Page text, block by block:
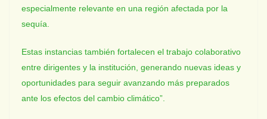
especialmente relevante en una región afectada por la
sequía.
Estas instancias también fortalecen el trabajo colaborativo
entre dirigentes y la institución, generando nuevas ideas y
oportunidades para seguir avanzando más preparados
ante los efectos del cambio climático”.